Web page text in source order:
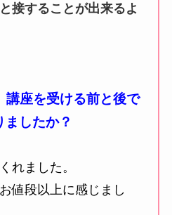
接することが出来るよ
講座を受ける前と後で
ましたか？
れました。
値段以上に感じまし